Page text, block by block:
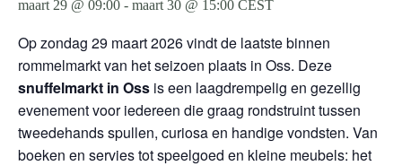
maart 29 @ 09:00 - maart 30 @ 15:00 CEST
Op zondag 29 maart 2026 vindt de laatste binnen
rommelmarkt van het seizoen plaats in Oss. Deze
snuffelmarkt in Oss is een laagdrempelig en gezellig
evenement voor iedereen die graag rondstruint tussen
tweedehands spullen, curiosa en handige vondsten. Van
boeken en servies tot speelgoed en kleine meubels: het